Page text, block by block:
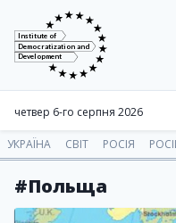
Institute of
Democratization and
Development
четвер 6-го серпня 2026
УКРАЇНА СВІТ РОСІЯ
#Польща